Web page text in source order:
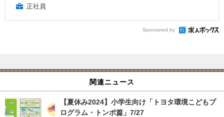
正社員
Sponsored by
関連ニュース
【夏休み2024】小学生向け「トヨタ環境こどもプ
ログラム・トンボ篇」7/27